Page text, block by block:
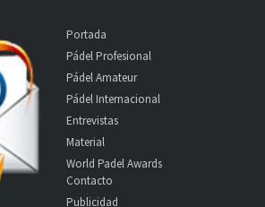
Portada
Pádel Profesional
Pádel Amateur
Pádel Internacional
Entrevistas
Material
World Padel Awards
Contacto
Publicidad